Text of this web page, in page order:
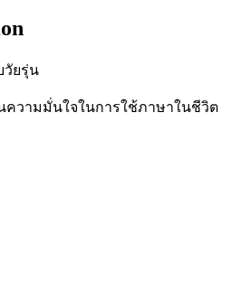
วัยรุ่น
ความมั่นใจในการใช้ภาษาในชีวิต